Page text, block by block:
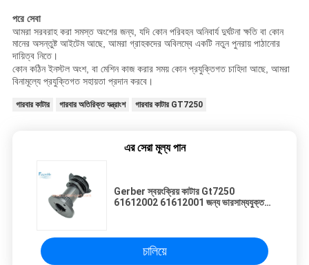
পরে সেবা
আমরা সরবরাহ করা সমস্ত অংশের জন্য, যদি কোন পরিবহন অনিবার্য দুর্ঘটনা ক্ষতি বা কোন
মানের অসন্তুষ্ট আইটেম আছে, আমরা গ্রাহকদের অবিলম্বে একটি নতুন পুনরায় পাঠানোর
দায়িত্ব নিতে।
কোন কঠিন ইনস্টল অংশ, বা মেশিন কাজ করার সময় কোন প্রযুক্তিগত চাহিদা আছে, আমরা
বিনামূল্যে প্রযুক্তিগত সহায়তা প্রদান করবে।
গারবার কাটার গারবার অতিরিক্ত যন্ত্রাংশ গারবার কাটার GT7250
এর সেরা মূল্য পান
Gerber স্বয়ংক্রিয় কাটার Gt7250
61612002 61612001 জন্য ভারসাম্যযুক্ত
চালিয়ে